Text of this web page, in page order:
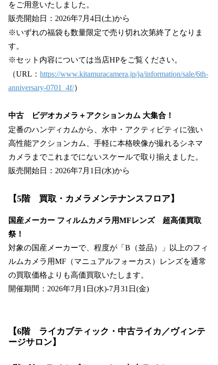
をご用意いたしました。
販売開始日：2026年7月4日(土)から
※いずれの福袋も数量限定で売り切れ次第終了となりま
す。
※セット内容については当店HPをご覧ください。
（URL： https://www.kitamuracamera.jp/ja/information/sale/6th-
anniversary-0701_4f/）
中古 ビデオカメラ＋アクションカム 大集合！
定番のハンディカムから、水中・アクティビティに強い
高性能アクションカム、手軽に本格映像が撮れるシネマ
カメラまでこれまでにないスケールで取り揃えました。
販売開始日：2026年7月1日(水)から
【5階 買取・カメラメンテナンスフロア】
国産メーカー フィルムカメラ用MFレンズ 超高価買取
祭！
対象の国産メーカーで、程度が「B（並品）」以上のフィ
ルムカメラ用MF（マニュアルフォーカス）レンズを通常
の買取価格よりも高価買取いたします。
開催期間：2026年7月1日(水)-7月31日(金)
【6階 ライカブティック・中古ライカ／ヴィンテ
ージサロン】